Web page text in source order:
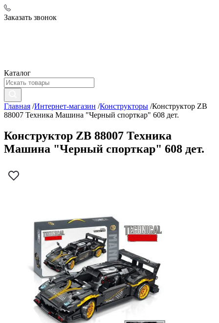
Заказать звонок
Каталог
Главная /Интернет-магазин /Конструкторы /Конструктор ZB
88007 Техника Машина "Черный спорткар" 608 дет.
Конструктор ZB 88007 Техника
Машина "Черный спорткар" 608 дет.